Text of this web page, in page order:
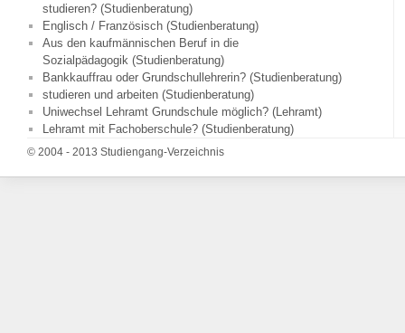
studieren? (Studienberatung)
Englisch / Französisch (Studienberatung)
Aus den kaufmännischen Beruf in die
Sozialpädagogik (Studienberatung)
Bankkauffrau oder Grundschullehrerin? (Studienberatung)
studieren und arbeiten (Studienberatung)
Uniwechsel Lehramt Grundschule möglich? (Lehramt)
Lehramt mit Fachoberschule? (Studienberatung)
© 2004 - 2013 Studiengang-Verzeichnis